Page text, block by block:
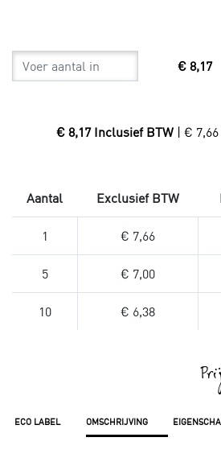
€ 8,17
€ 8,17 Inclusief BTW | €
ECO LABEL OMSCHRIJVING
Aantal Exclusief BTW
1 € 7,66
5 € 7,00
10 € 6,38